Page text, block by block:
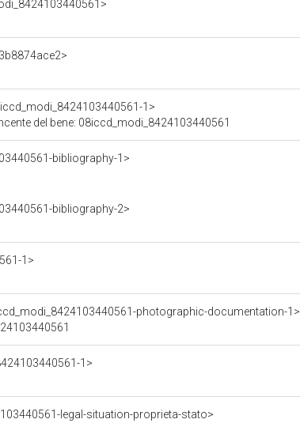
1>
del bene: 08iccd_modi_8424103440561
bibliography-1>
bibliography-2>
1>
photographic-documentation-1>
1>
legal-situation-proprieta-stato>